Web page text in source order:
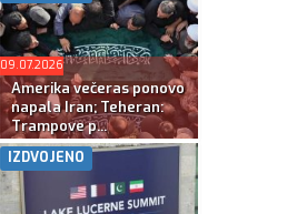
09.07.2026
Amerika večeras ponovo
napala Iran; Teheran:
Trampove p...
IZDVOJENO